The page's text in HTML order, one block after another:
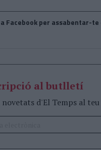
Facebook per assabentar-
al butlletí
novetats d'El Temps al